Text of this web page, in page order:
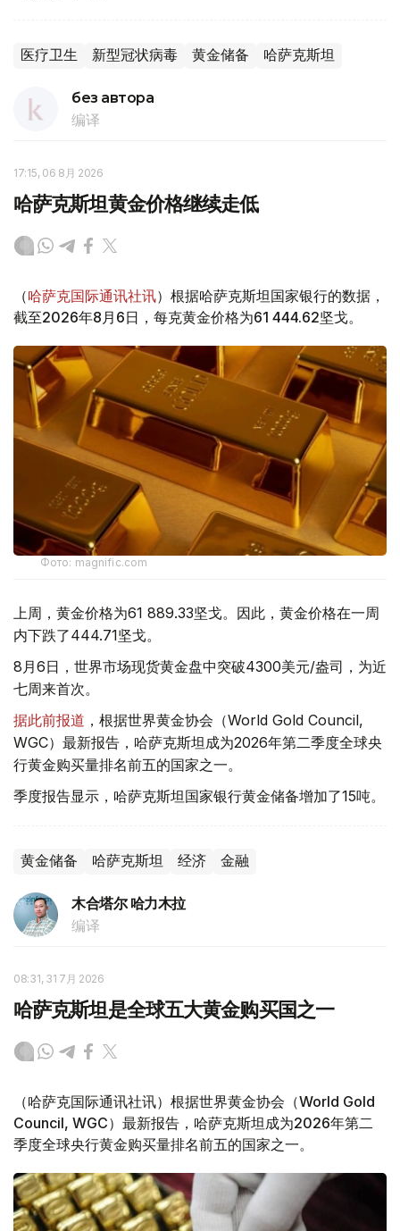
医疗卫生 新型冠状病毒 黄金储备 哈萨克斯坦
без автора
编译
17:15, 06 8月 2026
哈萨克斯坦黄金价格继续走低
（哈萨克国际通讯社讯）根据哈萨克斯坦国家银行的数据，
截至2026年8月6日，每克黄金价格为61 444.62坚戈。
Фото: magnific.com
上周，黄金价格为61 889.33坚戈。因此，黄金价格在一周
内下跌了444.71坚戈。
8月6日，世界市场现货黄金盘中突破4300美元/盎司，为近
七周来首次。
据此前报道 ，根据世界黄金协会（World Gold Council,
WGC）最新报告，哈萨克斯坦成为2026年第二季度全球央
行黄金购买量排名前五的国家之一。
季度报告显示，哈萨克斯坦国家银行黄金储备增加了15吨。
黄金储备 哈萨克斯坦 经济 金融
木合塔尔 哈力木拉
编译
08:31, 31 7月 2026
哈萨克斯坦是全球五大黄金购买国之一
（哈萨克国际通讯社讯）根据世界黄金协会（World Gold
Council, WGC）最新报告，哈萨克斯坦成为2026年第二
季度全球央行黄金购买量排名前五的国家之一。